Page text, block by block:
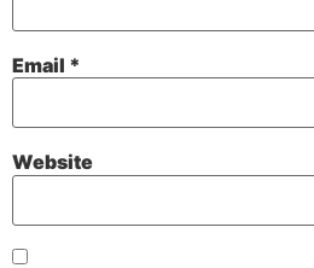
Email *
Website